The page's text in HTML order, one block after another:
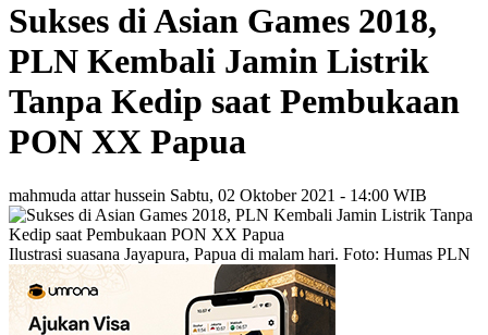
Sukses di Asian Games 2018,
PLN Kembali Jamin Listrik
Tanpa Kedip saat Pembukaan
PON XX Papua
mahmuda attar hussein Sabtu, 02 Oktober 2021 - 14:00 WIB
Ilustrasi suasana Jayapura, Papua di malam hari. Foto: Humas PLN